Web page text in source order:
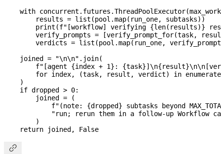
    with
concurrent.futures.ThreadPoolExecutor(
        results
= list (pool.map(run_one, subtasks))
        print
(f"[workflow] verifying {len(results)}
        verify_prompts
= [verify_prompt_for(task,
        verdicts
= list (pool.map(run_one,
    joined
= "\n\n" .join(
        f
"[agent {index + 1} : {task}] \n{result}\n\n
        for
index, (task, result, verdict) in enumerate
    )
    if
dropped > 0:
        joined
= (
            f
"(note: {dropped} subtasks beyond
"run; rerun them in a follow-up Workflow
        )
    return
joined, False
